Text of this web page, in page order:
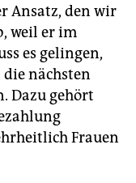
Ansatz, den wir
weil er im
es gelingen,
die nächsten
Dazu gehört
Frauen